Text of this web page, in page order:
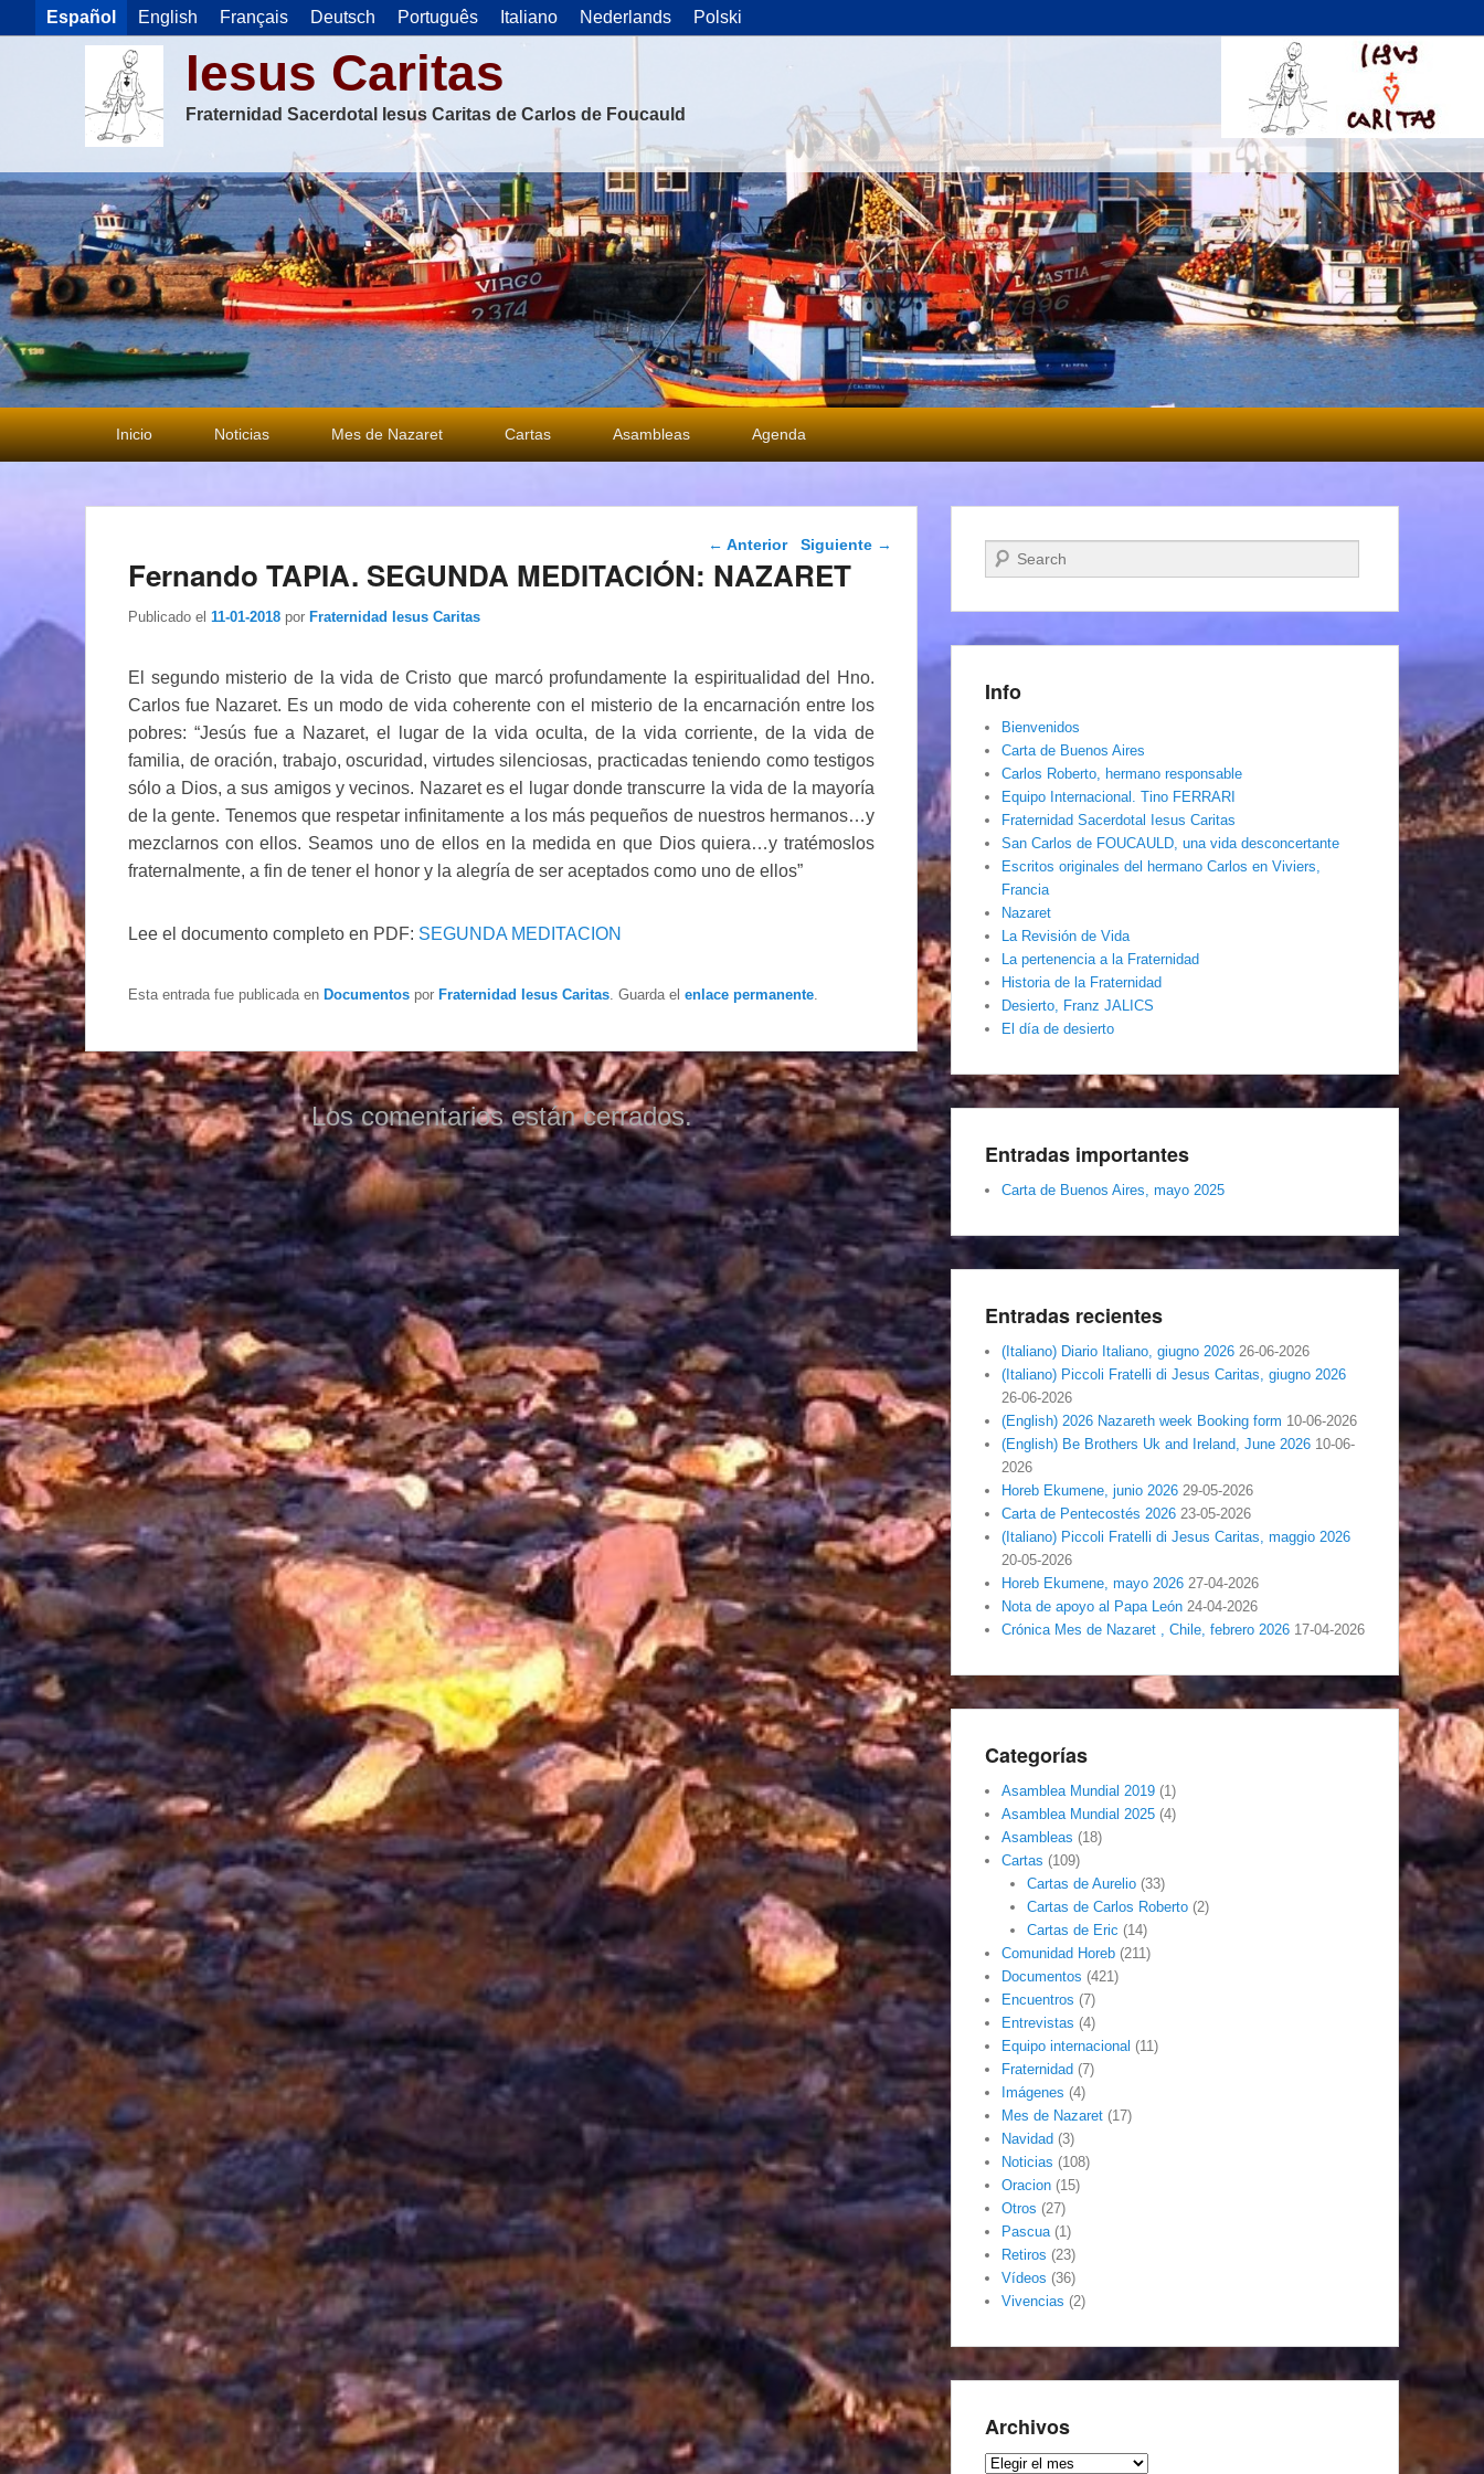
Español English Français Deutsch Português Italiano Nederlands Polski
Iesus Caritas
Fraternidad Sacerdotal Iesus Caritas de Carlos de Foucauld
Menú
principal
Inicio Noticias Mes de Nazaret Cartas Asambleas Agenda
Navegación de
entradas
← Anterior Siguiente →
Fernando TAPIA. SEGUNDA MEDITACIÓN: NAZARET
Publicado el 11-01-2018 por Fraternidad Iesus Caritas
El segundo misterio de la vida de Cristo que marcó profundamente la espiritualidad del Hno.
Carlos fue Nazaret. Es un modo de vida coherente con el misterio de la encarnación entre los
pobres: “Jesús fue a Nazaret, el lugar de la vida oculta, de la vida corriente, de la vida de
familia, de oración, trabajo, oscuridad, virtudes silenciosas, practicadas teniendo como testigos
sólo a Dios, a sus amigos y vecinos. Nazaret es el lugar donde transcurre la vida de la mayoría
de la gente. Tenemos que respetar infinitamente a los más pequeños de nuestros hermanos…y
mezclarnos con ellos. Seamos uno de ellos en la medida en que Dios quiera…y tratémoslos
fraternalmente, a fin de tener el honor y la alegría de ser aceptados como uno de ellos”
Lee el documento completo en PDF: SEGUNDA MEDITACION
Esta entrada fue publicada en Documentos por Fraternidad Iesus Caritas . Guarda el enlace permanente
Los comentarios están cerrados.
Buscar
Info
Bienvenidos
Carta de Buenos Aires
Carlos Roberto, hermano responsable
Equipo Internacional. Tino FERRARI
Fraternidad Sacerdotal Iesus Caritas
San Carlos de FOUCAULD, una vida desconcertante
Escritos originales del hermano Carlos en Viviers,
Francia
Nazaret
La Revisión de Vida
La pertenencia a la Fraternidad
Historia de la Fraternidad
Desierto, Franz JALICS
El día de desierto
Entradas importantes
Carta de Buenos Aires, mayo 2025
Entradas recientes
(Italiano) Diario Italiano, giugno 2026 26-06-2026
(Italiano) Piccoli Fratelli di Jesus Caritas, giugno 2026
26-06-2026
(English) 2026 Nazareth week Booking form 10-06-2026
(English) Be Brothers Uk and Ireland, June 2026 10-06-
2026
Horeb Ekumene, junio 2026 29-05-2026
Carta de Pentecostés 2026 23-05-2026
(Italiano) Piccoli Fratelli di Jesus Caritas, maggio 2026
20-05-2026
Horeb Ekumene, mayo 2026 27-04-2026
Nota de apoyo al Papa León 24-04-2026
Crónica Mes de Nazaret , Chile, febrero 2026 17-04-2026
Categorías
Asamblea Mundial 2019 (1)
Asamblea Mundial 2025 (4)
Asambleas (18)
Cartas (109)
Cartas de Aurelio(33)
Cartas de Carlos Roberto(2)
Cartas de Eric (14)
Comunidad Horeb (211)
Documentos (421)
Encuentros (7)
Entrevistas (4)
Equipo internacional (11)
Fraternidad (7)
Imágenes (4)
Mes de Nazaret (17)
Navidad (3)
Noticias (108)
Oracion (15)
Otros (27)
Pascua(1)
Retiros (23)
Vídeos (36)
Vivencias (2)
Archivos
Archivos